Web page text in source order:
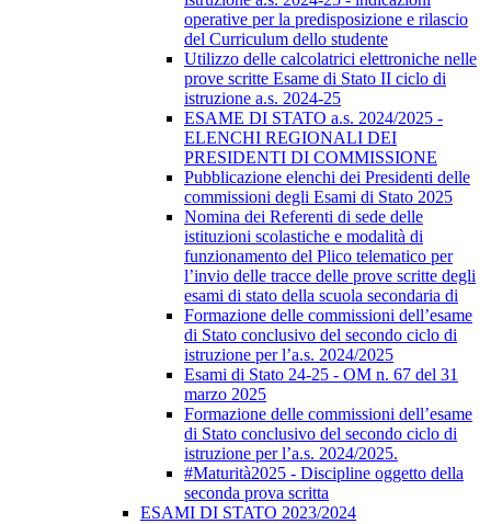
operative per la predisposizione e rilascio
del Curriculum dello studente
Utilizzo delle calcolatrici elettroniche nelle
prove scritte Esame di Stato II ciclo di
istruzione a.s. 2024-25
ESAME DI STATO a.s. 2024/2025 -
ELENCHI REGIONALI DEI
PRESIDENTI DI COMMISSIONE
Pubblicazione elenchi dei Presidenti delle
commissioni degli Esami di Stato 2025
Nomina dei Referenti di sede delle
istituzioni scolastiche e modalità di
funzionamento del Plico telematico per
l’invio delle tracce delle prove scritte degli
esami di stato della scuola secondaria di
Formazione delle commissioni dell’esame
di Stato conclusivo del secondo ciclo di
istruzione per l’a.s. 2024/2025
Esami di Stato 24-25 - OM n. 67 del 31
marzo 2025
Formazione delle commissioni dell’esame
di Stato conclusivo del secondo ciclo di
istruzione per l’a.s. 2024/2025.
#Maturità2025 - Discipline oggetto della
seconda prova scritta
ESAMI DI STATO 2023/2024